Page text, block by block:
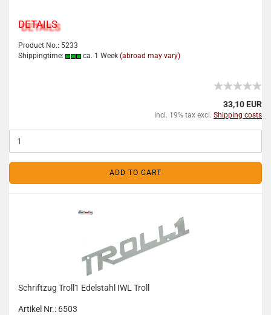
DETAILS
Product No.: 5233
Shippingtime:
ca. 1 Week (abroad may vary)
33,10 EUR
incl. 19% tax excl. Shipping costs
ADD TO CART
Schriftzug Troll1 Edelstahl IWL Troll
Artikel Nr.: 6503